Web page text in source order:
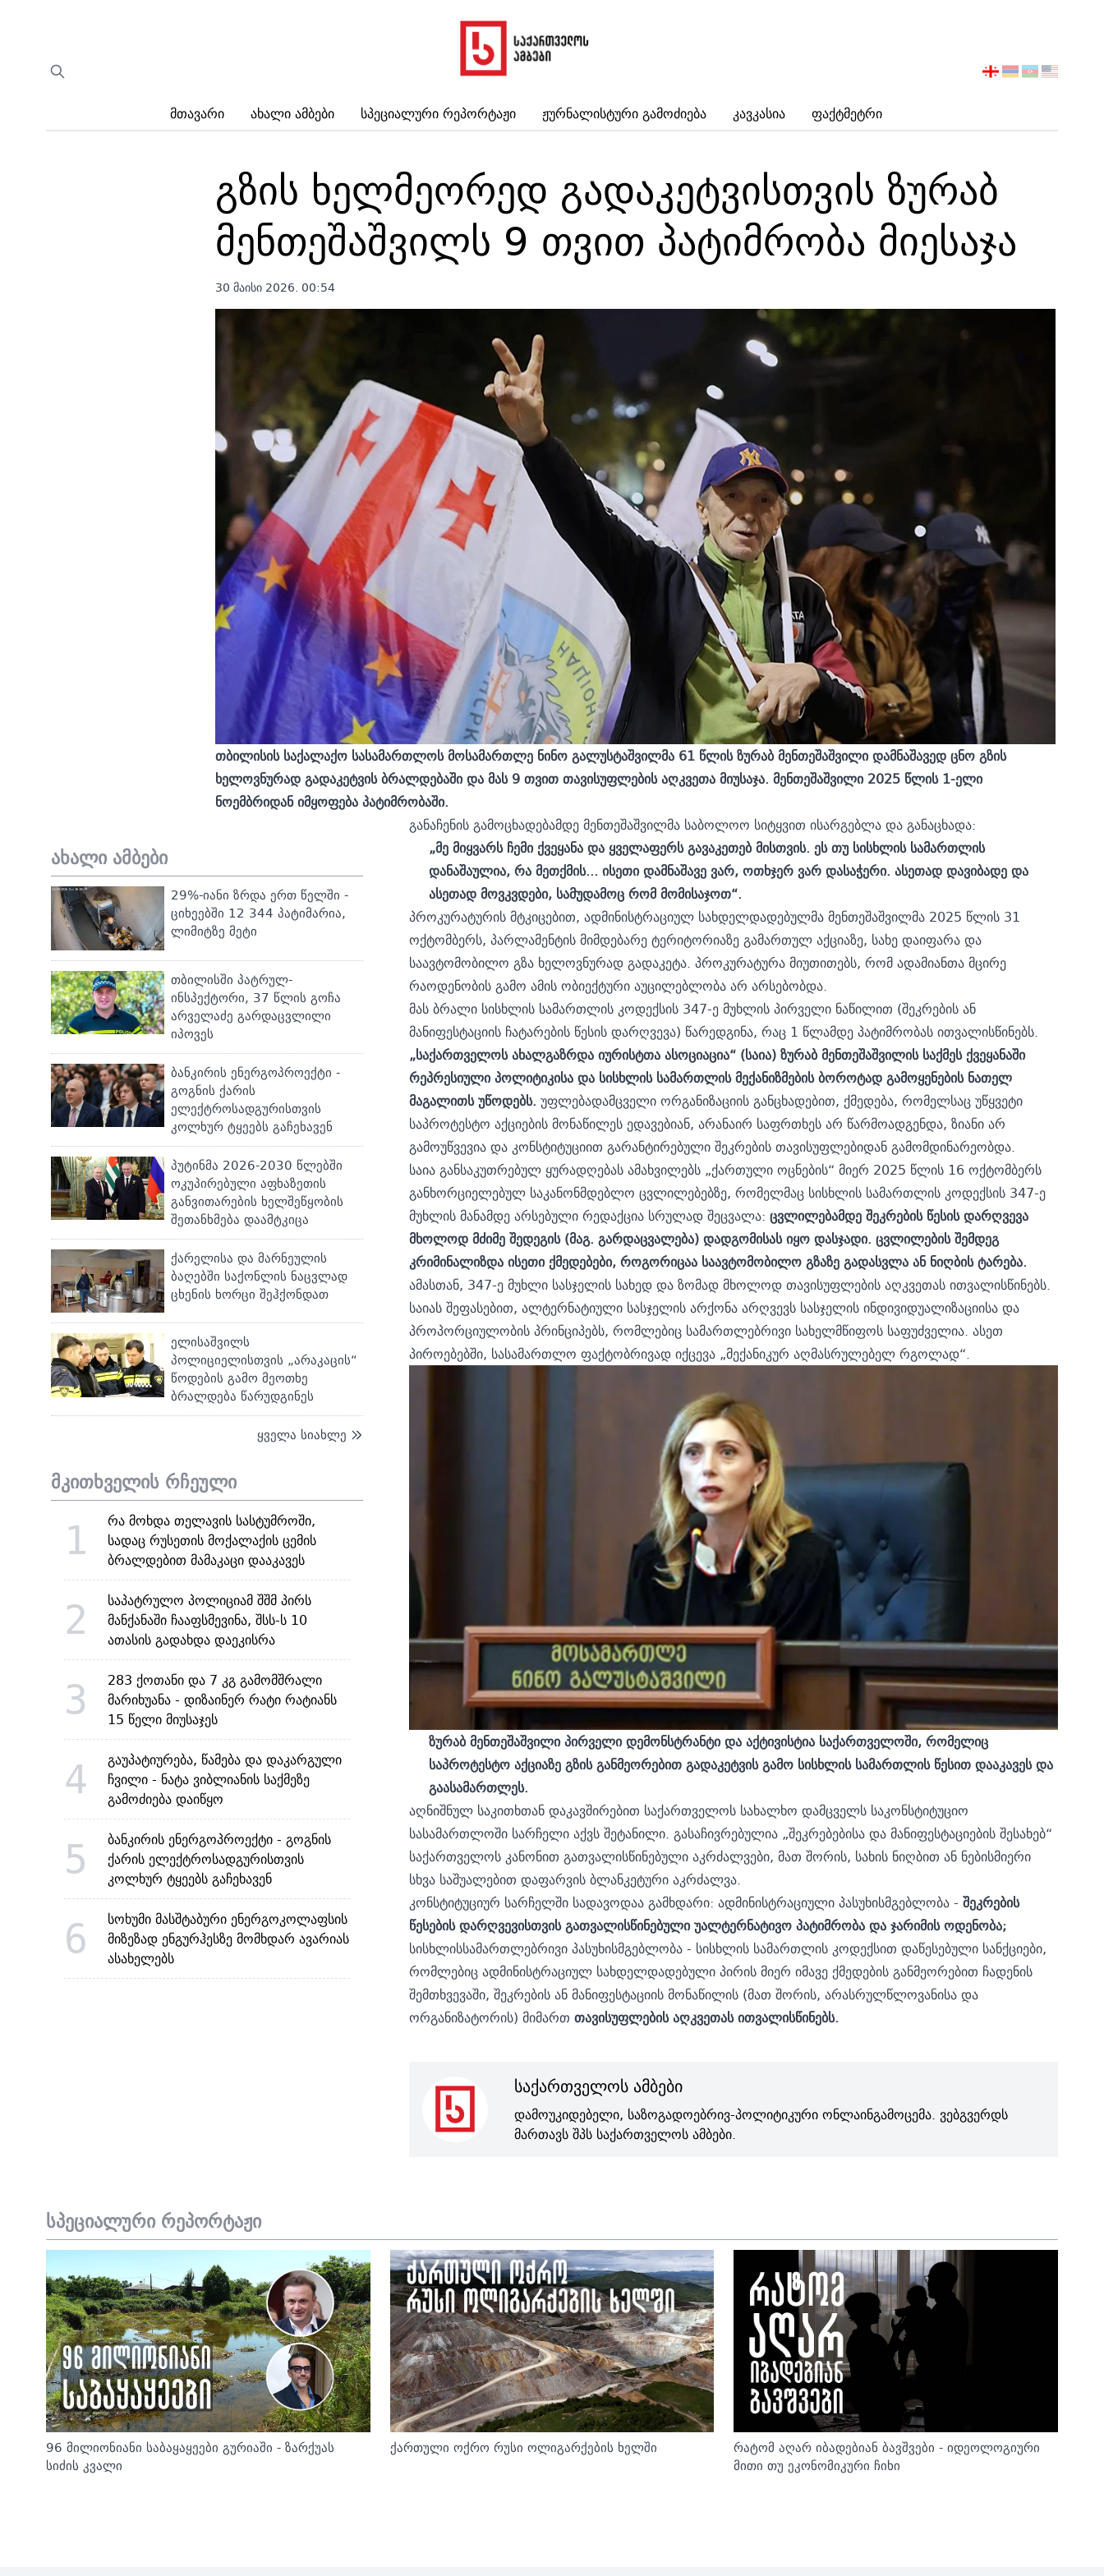
Მთავარი Ახალი Ამბები Სპეციალური Რეპორტაჟი Ჟურნალისტური Გამოძიება Კავკასია Ფაქტმეტრი
აირჩიეთ
გზის ხელმეორედ გადაკეტვისთვის ზურაბ
მენთეშაშვილს 9 თვით პატიმრობა მიესაჯა
30 მაისი 2026. 00:54
თბილისის საქალაქო სასამართლოს მოსამართლე ნინო გალუსტაშვილმა 61 წლის ზურაბ მენთეშაშვილი დამნაშავედ ცნო გზის
ხელოვნურად გადაკეტვის ბრალდებაში და მას 9 თვით თავისუფლების აღკვეთა მიუსაჯა. მენთეშაშვილი 2025 წლის 1-ელი
ნოემბრიდან იმყოფება პატიმრობაში.
ახალი ამბები
29%-იანი ზრდა ერთ წელში -
ციხეებში 12 344 პატიმარია,
ლიმიტზე მეტი
თბილისში პატრულ-
ინსპექტორი, 37 წლის გოჩა
არველაძე გარდაცვლილი
იპოვეს
ბანკირის ენერგოპროექტი -
გოგნის ქარის
ელექტროსადგურისთვის
კოლხურ ტყეებს გაჩეხავენ
პუტინმა 2026-2030 წლებში
ოკუპირებული აფხაზეთის
განვითარების ხელშეწყობის
შეთანხმება დაამტკიცა
ქარელისა და მარნეულის
ბაღებში საქონლის ნაცვლად
ცხენის ხორცი შეჰქონდათ
ელისაშვილს
პოლიციელისთვის „არაკაცის“
წოდების გამო მეოთხე
ბრალდება წარუდგინეს
ყველა სიახლე
მკითხველის რჩეული
1
რა მოხდა თელავის სასტუმროში,
სადაც რუსეთის მოქალაქის ცემის
ბრალდებით მამაკაცი დააკავეს
2
საპატრულო პოლიციამ შშმ პირს
მანქანაში ჩააფსმევინა, შსს-ს 10
ათასის გადახდა დაეკისრა
3
283 ქოთანი და 7 კგ გამომშრალი
მარიხუანა - დიზაინერ რატი რატიანს
15 წელი მიუსაჯეს
4
გაუპატიურება, წამება და დაკარგული
ჩვილი - ნატა ვიბლიანის საქმეზე
გამოძიება დაიწყო
5
ბანკირის ენერგოპროექტი - გოგნის
ქარის ელექტროსადგურისთვის
კოლხურ ტყეებს გაჩეხავენ
6
სოხუმი მასშტაბური ენერგოკოლაფსის
მიზეზად ენგურჰესზე მომხდარ ავარიას
ასახელებს
განაჩენის გამოცხადებამდე მენთეშაშვილმა საბოლოო სიტყვით ისარგებლა და განაცხადა:
„მე მიყვარს ჩემი ქვეყანა და ყველაფერს გავაკეთებ მისთვის. ეს თუ სისხლის სამართლის
დანაშაულია, რა მეთქმის... ისეთი დამნაშავე ვარ, ოთხჯერ ვარ დასაჭერი. ასეთად დავიბადე და
ასეთად მოვკვდები, სამუდამოც რომ მომისაჯოთ“.
პროკურატურის მტკიცებით, ადმინისტრაციულ სახდელდადებულმა მენთეშაშვილმა 2025 წლის 31
ოქტომბერს, პარლამენტის მიმდებარე ტერიტორიაზე გამართულ აქციაზე, სახე დაიფარა და
საავტომობილო გზა ხელოვნურად გადაკეტა. პროკურატურა მიუთითებს, რომ ადამიანთა მცირე
რაოდენობის გამო ამის ობიექტური აუცილებლობა არ არსებობდა.
მას ბრალი სისხლის სამართლის კოდექსის 347-ე მუხლის პირველი ნაწილით (შეკრების ან
მანიფესტაციის ჩატარების წესის დარღვევა) წარედგინა, რაც 1 წლამდე პატიმრობას ითვალისწინებს.
„საქართველოს ახალგაზრდა იურისტთა ასოციაცია“ (საია) ზურაბ მენთეშაშვილის საქმეს ქვეყანაში
რეპრესიული პოლიტიკისა და სისხლის სამართლის მექანიზმების ბოროტად გამოყენების ნათელ
მაგალითს უწოდებს. უფლებადამცველი ორგანიზაციის განცხადებით, ქმედება, რომელსაც უწყვეტი
საპროტესტო აქციების მონაწილეს ედავებიან, არანაირ საფრთხეს არ წარმოადგენდა, ზიანი არ
გამოუწვევია და კონსტიტუციით გარანტირებული შეკრების თავისუფლებიდან გამომდინარეობდა.
საია განსაკუთრებულ ყურადღებას ამახვილებს „ქართული ოცნების“ მიერ 2025 წლის 16 ოქტომბერს
განხორციელებულ საკანონმდებლო ცვლილებებზე, რომელმაც სისხლის სამართლის კოდექსის 347-ე
მუხლის მანამდე არსებული რედაქცია სრულად შეცვალა: ცვლილებამდე შეკრების წესის დარღვევა
მხოლოდ მძიმე შედეგის (მაგ. გარდაცვალება) დადგომისას იყო დასჯადი. ცვლილების შემდეგ
კრიმინალიზდა ისეთი ქმედებები, როგორიცაა საავტომობილო გზაზე გადასვლა ან ნიღბის ტარება.
ამასთან, 347-ე მუხლი სასჯელის სახედ და ზომად მხოლოდ თავისუფლების აღკვეთას ითვალისწინებს.
საიას შეფასებით, ალტერნატიული სასჯელის არქონა არღვევს სასჯელის ინდივიდუალიზაციისა და
პროპორციულობის პრინციპებს, რომლებიც სამართლებრივი სახელმწიფოს საფუძველია. ასეთ
პიროებებში, სასამართლო ფაქტობრივად იქცევა „მექანიკურ აღმასრულებელ რგოლად“.
ზურაბ მენთეშაშვილი პირველი დემონსტრანტი და აქტივისტია საქართველოში, რომელიც
საპროტესტო აქციაზე გზის განმეორებით გადაკეტვის გამო სისხლის სამართლის წესით დააკავეს და
გაასამართლეს.
აღნიშნულ საკითხთან დაკავშირებით საქართველოს სახალხო დამცველს საკონსტიტუციო
სასამართლოში სარჩელი აქვს შეტანილი. გასაჩივრებულია „შეკრებებისა და მანიფესტაციების შესახებ“
საქართველოს კანონით გათვალისწინებული აკრძალვები, მათ შორის, სახის ნიღბით ან ნებისმიერი
სხვა საშუალებით დაფარვის ბლანკეტური აკრძალვა.
კონსტიტუციურ სარჩელში სადავოდაა გამხდარი: ადმინისტრაციული პასუხისმგებლობა - შეკრების
წესების დარღვევისთვის გათვალისწინებული უალტერნატივო პატიმრობა და ჯარიმის ოდენობა;
სისხლისსამართლებრივი პასუხისმგებლობა - სისხლის სამართლის კოდექსით დაწესებული სანქციები,
რომლებიც ადმინისტრაციულ სახდელდადებული პირის მიერ იმავე ქმედების განმეორებით ჩადენის
შემთხვევაში, შეკრების ან მანიფესტაციის მონაწილის (მათ შორის, არასრულწლოვანისა და
ორგანიზატორის) მიმართ თავისუფლების აღკვეთას ითვალისწინებს.
საქართველოს ამბები
დამოუკიდებელი, საზოგადოებრივ-პოლიტიკური ონლაინგამოცემა. ვებგვერდს
მართავს შპს საქართველოს ამბები.
სპეციალური რეპორტაჟი
96 მილიონიანი საბაყაყეები გურიაში - ზარქუას
სიძის კვალი
ქართული ოქრო რუსი ოლიგარქების ხელში
რატომ აღარ იბადებიან ბავშვები - იდეოლოგიური
მითი თუ ეკონომიკური ჩიხი